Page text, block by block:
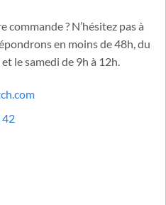
? N’hésitez pas à
en moins de 48h, du
le samedi de 9h à 12h.
42